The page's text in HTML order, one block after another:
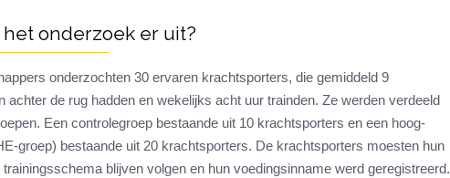
het onderzoek er uit?
onderzochten 30 ervaren krachtsporters, die gemiddeld 9
achter de rug hadden en wekelijks acht uur trainden. Ze werden verdeeld
Een controlegroep bestaande uit 10 krachtsporters en een hoog-
groep) bestaande uit 20 krachtsporters. De krachtsporters moesten hun
blijven volgen en hun voedingsinname werd geregistreerd.